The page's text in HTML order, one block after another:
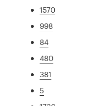
1570
998
84
480
381
5